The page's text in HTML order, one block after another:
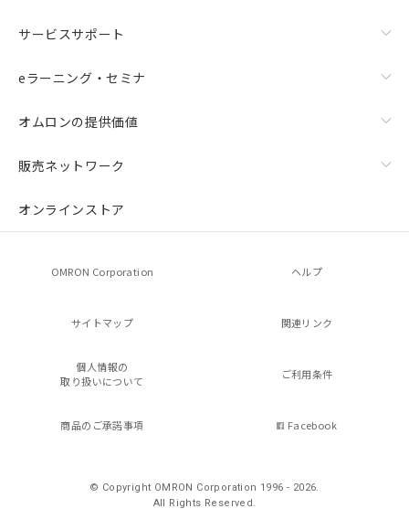
サービスサポート
eラーニング・セミナ
オムロンの提供価値
販売ネットワーク
オンラインストア
OMRON Corporation ヘルプ
サイトマップ 関連リンク
個人情報の
取り扱いについて
ご利用条件
商品のご承諾事項 Facebook
© Copyright OMRON Corporation 1996 - 2026.
All Rights Reserved.